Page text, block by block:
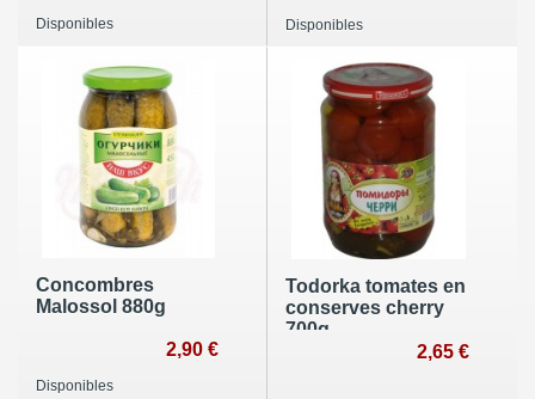
Disponibles Disponibles
Concombres
Malossol 880g
2,90 €
Disponibles
Todorka tomates en
conserves cherry
700g
2,65 €